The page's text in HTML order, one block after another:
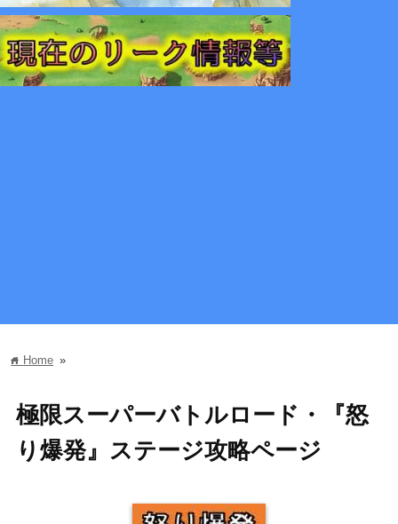
home Home »
極限スーパーバトルロード・『怒
り爆発』ステージ攻略ページ